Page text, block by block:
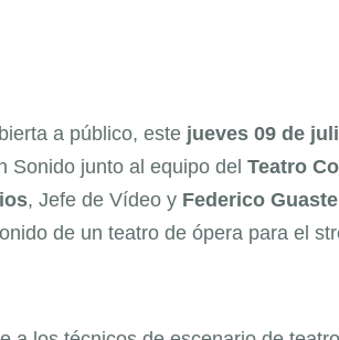
a público, este jueves 09 de
Sonido junto al equipo del Teatro
, Jefe de Vídeo y Federico
de un teatro de ópera para el